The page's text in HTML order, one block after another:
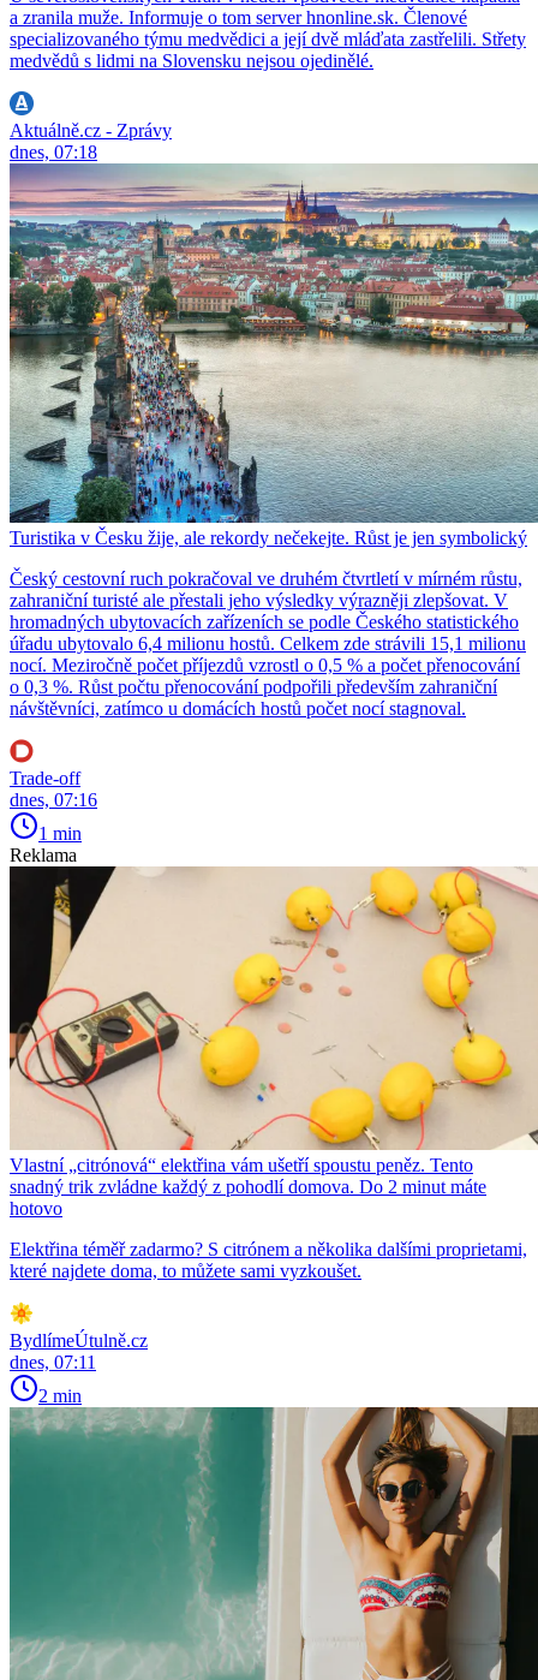
a zranila muže. Informuje o tom server hnonline.sk. Členové
specializovaného týmu medvědici a její dvě mláďata zastřelili. Střety
medvědů s lidmi na Slovensku nejsou ojedinělé.
Aktuálně.cz - Zprávy
dnes, 07:18
Turistika v Česku žije, ale rekordy nečekejte. Růst je jen symbolický
Český cestovní ruch pokračoval ve druhém čtvrtletí v mírném růstu,
zahraniční turisté ale přestali jeho výsledky výrazněji zlepšovat. V
hromadných ubytovacích zařízeních se podle Českého statistického
úřadu ubytovalo 6,4 milionu hostů. Celkem zde strávili 15,1 milionu
nocí. Meziročně počet příjezdů vzrostl o 0,5 % a počet přenocování
o 0,3 %. Růst počtu přenocování podpořili především zahraniční
návštěvníci, zatímco u domácích hostů počet nocí stagnoval.
Trade-off
dnes, 07:16
1 min
Reklama
Vlastní „citrónová“ elektřina vám ušetří spoustu peněz. Tento
snadný trik zvládne každý z pohodlí domova. Do 2 minut máte
hotovo
Elektřina téměř zadarmo? S citrónem a několika dalšími proprietami,
které najdete doma, to můžete sami vyzkoušet.
BydlímeÚtulně.cz
dnes, 07:11
2 min